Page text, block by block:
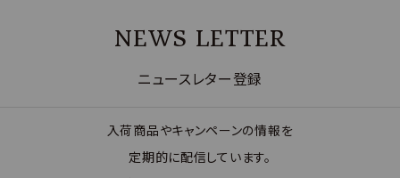
NEWS LETTER
ニュースレター登録
入荷商品やキャンペーンの情報を
定期的に配信しています。